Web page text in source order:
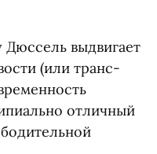
выдвигает
(или транс-
отличный